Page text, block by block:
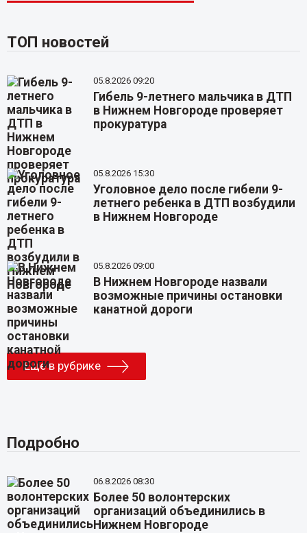
ТОП новостей
05.8.2026 09:20
Гибель 9-летнего мальчика в ДТП
в Нижнем Новгороде проверяет
прокуратура
05.8.2026 15:30
Уголовное дело после гибели 9-
летнего ребенка в ДТП возбудили
в Нижнем Новгороде
05.8.2026 09:00
В Нижнем Новгороде назвали
возможные причины остановки
канатной дороги
Еще в рубрике
Подробно
06.8.2026 08:30
Более 50 волонтерских
организаций объединились в
Нижнем Новгороде